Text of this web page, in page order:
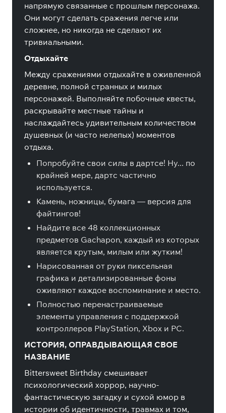
напрямую связанные с прошлым персонажа.
Они могут сделать сражения легче или
сложнее, но никогда не сделают их
тривиальными.
Отдыхайте
Между сражениями отдыхайте в оживленной
деревне, полной странных и милых
персонажей. Выполняйте побочные квесты,
раскрывайте местные тайны и
наслаждайтесь удивительным количеством
душевных (и часто нелепых) моментов
отдыха.
Попробуйте свои силы в дартсе! Ну... по
крайней мере, дартс частично
используется.
Камень, ножницы, бумага — версия для
файтингов!
Найдите все 48 коллекционных
предметов Gachapon, каждый из которых
является крутым, милым или жутким!
Нарисованная от руки пиксельная
графика и детализированные фоны
оживляют каждое воспоминание и место.
Полностью перенастраиваемые
элементы управления с поддержкой
контроллеров PlayStation, Xbox и PC.
ИСТОРИЯ, ОПРАВДЫВАЮЩАЯ СВОЕ
НАЗВАНИЕ
Bittersweet Birthday смешивает
психологический хоррор, научно-
фантастическую загадку и сухой юмор в
истории об идентичности, травмах и том,